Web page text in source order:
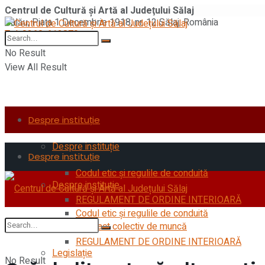
Centrul de Cultură şi Artă al Judeţului Sălaj
Zalău, Piaţa 1 Decembrie 1918, nr. 12 Sălaj, România
Tel: 0260-612870
No Result
View All Result
Despre instituție
Despre instituție
Codul etic şi regulile de conduită
REGULAMENT DE ORDINE INTERIOARĂ
Contract colectiv de muncă
Legislație
Despre instituție
Despre instituție
Codul etic şi regulile de conduită
REGULAMENT DE ORDINE INTERIOARĂ
No Result